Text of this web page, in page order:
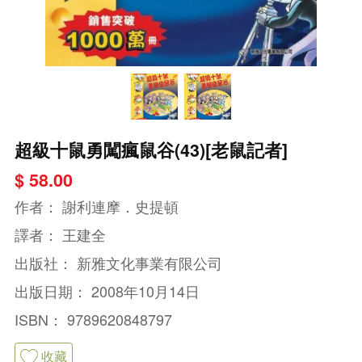
超級十鼠勇闖瘋鼠谷(43)[老鼠記者]
$ 58.00
作者： 謝利連摩．史提頓
譯者： 王建全
出版社： 新雅文化事業有限公司
出版日期： 2008年10月14日
ISBN： 9789620848797
收藏